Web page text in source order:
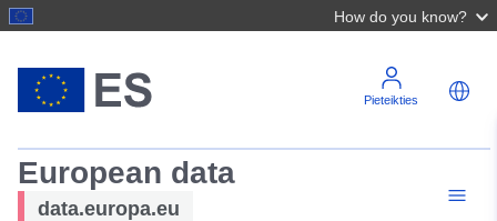
How do you know?
Pieteikties
European data
data.europa.eu